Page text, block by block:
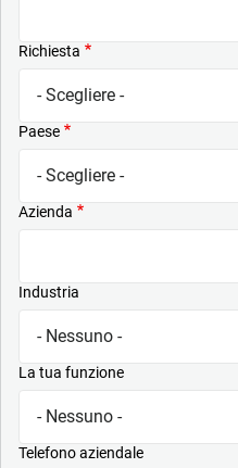
Richiesta
Paese
Azienda
Industria
La tua funzione
Telefono aziendale